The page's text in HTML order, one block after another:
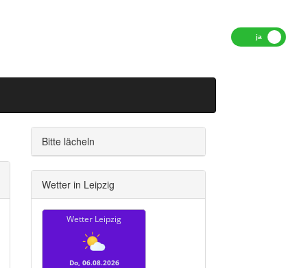
Bitte lächeln
Wetter in Leipzig
Wetter Leipzig
Do, 06.08.2026